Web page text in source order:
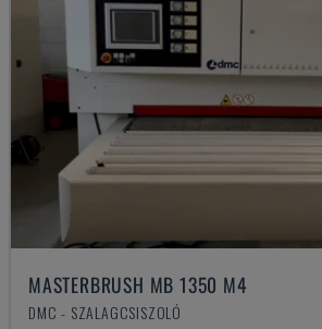
MASTERBRUSH MB 1350 M4
DMC - SZALAGCSISZOLÓ